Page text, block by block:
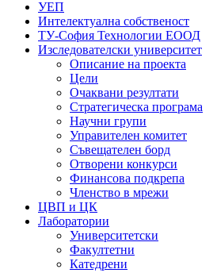
УЕП
Интелектуална собственост
ТУ-София Технологии ЕООД
Изследователски университет
Описание на проекта
Цели
Очаквани резултати
Стратегическа програма
Научни групи
Управителен комитет
Съвещателен борд
Отворени конкурси
Финансова подкрепа
Членство в мрежи
ЦВП и ЦК
Лаборатории
Университетски
Факултетни
Катедрени